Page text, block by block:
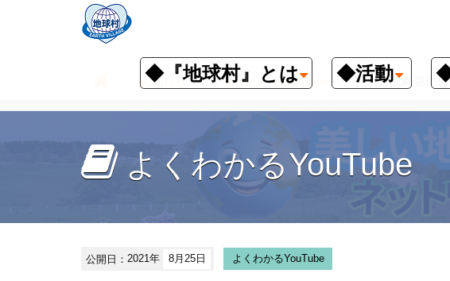
◆『地球村』とは ◆活動
お知らせ よくわかるYouTube 次の総裁選に
よくわかるYouTube
公開日：2021年 8月25日 よくわかるYouTube